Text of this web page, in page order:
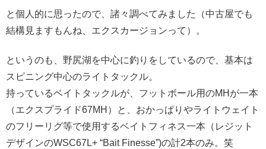
と個人的に思ったので、諸々調べてみました（中古屋でも
結構見ますもんね、エクスカージョンって）。
というのも、野尻湖を中心に釣りをしているので、基本は
スピニング中心のライトタックル。
持っているベイトタックルが、フットボール用のMHが一本
（エクスプライド67MH）と、おかっぱりやライトウェイト
のフリーリグ等で使用するベイトフィネス一本（レジット
デザインのWSC67L+ “Bait Finesse”)の計2本のみ。笑